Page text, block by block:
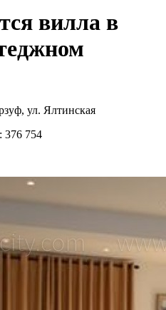
вилла в
ул. Ялтинская
376 754